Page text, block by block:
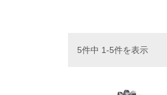
5件中 1-5件を表示